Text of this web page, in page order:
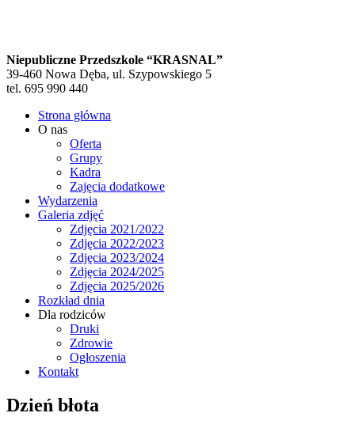
Niepubliczne Przedszkole “KRASNAL”
39-460 Nowa Dęba, ul. Szypowskiego 5
tel. 695 990 440
Strona główna
O nas
Oferta
Grupy
Kadra
Zajęcia dodatkowe
Wydarzenia
Galeria zdjęć
Zdjęcia 2021/2022
Zdjęcia 2022/2023
Zdjęcia 2023/2024
Zdjęcia 2024/2025
Zdjęcia 2025/2026
Rozkład dnia
Dla rodziców
Druki
Zdrowie
Ogłoszenia
Kontakt
Dzień błota